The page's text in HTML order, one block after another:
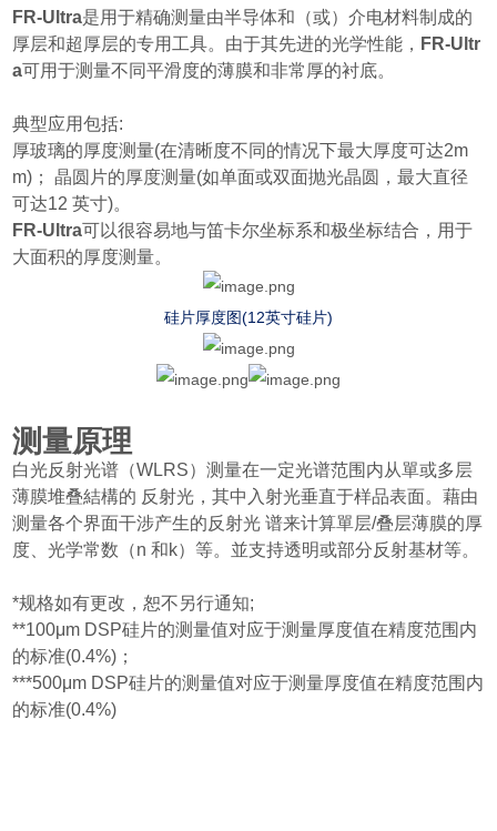
FR-Ultra是用于精确测量由半导体和（或）介电材料制成的
厚层和超厚层的专用工具。由于其先进的光学性能， FR-Ultr
a可用于测量不同平滑度的薄膜和非常厚的衬底。
典型应用包括:
厚玻璃的厚度测量(在清晰度不同的情况下最大厚度可达2m
m)； 晶圆片的厚度测量(如单面或双面抛光晶圆，最大直径
可达12 英寸)。
FR-Ultra可以很容易地与笛卡尔坐标系和极坐标结合，用于
大面积的厚度测量。
硅片厚度图(12英寸硅片)
测量原理
白光反射光谱（WLRS）测量在一定光谱范围内从單或多层
薄膜堆叠結構的 反射光，其中入射光垂直于样品表面。藉由
测量各个界面干涉产生的反射光 谱来计算單层/叠层薄膜的厚
度、光学常数（n 和k）等。並支持透明或部分反射基材等。
*规格如有更改，恕不另行通知;
**100μm DSP硅片的测量值对应于测量厚度值在精度范围内
的标准(0.4%)；
***500μm DSP硅片的测量值对应于测量厚度值在精度范围内
的标准(0.4%)